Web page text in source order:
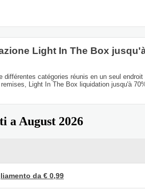
Light In The Box
différentes catégories réunis en un seul
Light In The Box liquidation jusqu'à
a August 2026
da € 0,99